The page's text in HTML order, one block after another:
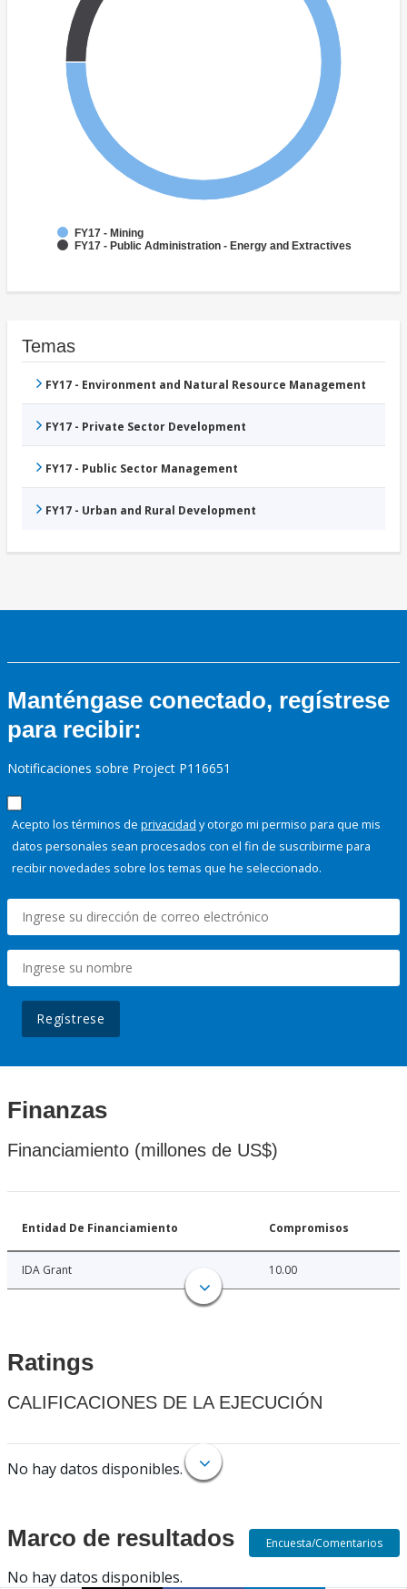
FY17 - Mining
FY17 - Public Administration - Energy and Extractives
Temas
FY17 - Environment and Natural Resource Management
FY17 - Private Sector Development
FY17 - Public Sector Management
FY17 - Urban and Rural Development
Manténgase conectado, regístrese
para recibir:
Notificaciones sobre Project P116651
Acepto los términos de privacidad y otorgo mi permiso para que mis
datos personales sean procesados con el fin de suscribirme para
recibir novedades sobre los temas que he seleccionado.
Regístrese
Finanzas
Financiamiento (millones de US$)
Entidad De Financiamiento Compromisos
IDA Grant 10.00
Ratings
CALIFICACIONES DE LA EJECUCIÓN
No hay datos disponibles.
Marco de resultados
No hay datos disponibles.
Encuesta/Comentarios